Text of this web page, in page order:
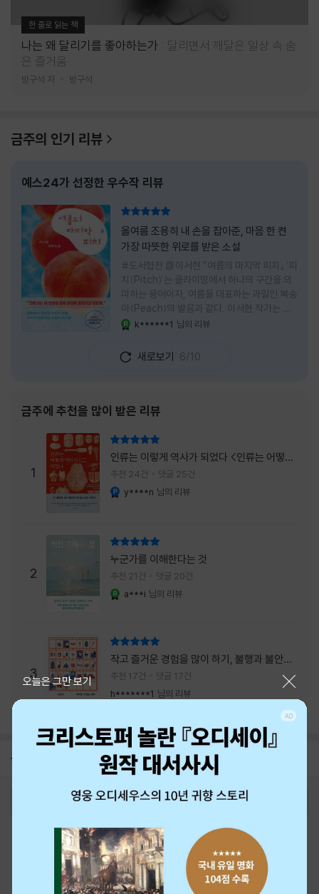
한 줄로 읽는 책
나는 왜 달리기를 좋아하는가
달리면서 깨달은 일상 속 숨
은 즐거움
방구석 저 방구석
금주의 인기 리뷰
예스24가 선정한 우수작 리뷰
올여름 조용히 내 손을 잡아준, 마음 한 켠
가장 따뜻한 위로를 받은 소설
#도서협찬 📗이서현 『여름의 마지막 피치』 '피
치(Pitch)'는 클라이밍에서 하나의 구간을 의
미하는 용어이자, 여름을 대표하는 과일인 복숭
아(Peach)의 발음과 같다. 이서현 작가는 이
중의적인 제목 안에 소설이 전하고 싶은 메시지
럼 가장 달콤하고 찬란한 계절인 여름. 하지만
그 여름도 끝이 있다. 그리고 클라이밍의 피치
피치』는 끝나가는 여름의 아쉬움과 새로운 계
의미하는 제목이었다. 소설은 각자의 '여름'을
잃어버린 다섯 인물들의 이야기를 담고 있다.
👧연인에게 이별을 통보받고 외모를 향한 악성
댓글로 인해 카메라 앞에 설 수 없게 된 요리 유
튜버
k******1 님의 리뷰
새로보기 6/10
금주에 추천을 많이 받은 리뷰
1
인류는 이렇게 역사가 되었다 <인류는 어떻게
역사가 되었나>
추천 24건 댓글 25건
y****n 님의 리뷰
2
누군가를 이해한다는 것
추천 21건 댓글 20건
a***i 님의 리뷰
3
작고 즐거운 경험을 많이 하기, 불행과 불안을
회피하지 말기, 그리고 좋은 사람을 많이 만나
기.
추천 17건
댓글 17건
h*******1 님의 리뷰
공지 26년 NBCI 수상 안내
2026-08-01
오늘은 그만 보기
로그인 최근 본 상품 주문/배송
고객센터 1544-3800 티켓 1544-6399
중고샵 1566-4295
eBook 1:1문의/채팅상담
예스이십사(주) 사업자 정보
이용약관
개인정보처리방침 청소년보호정책